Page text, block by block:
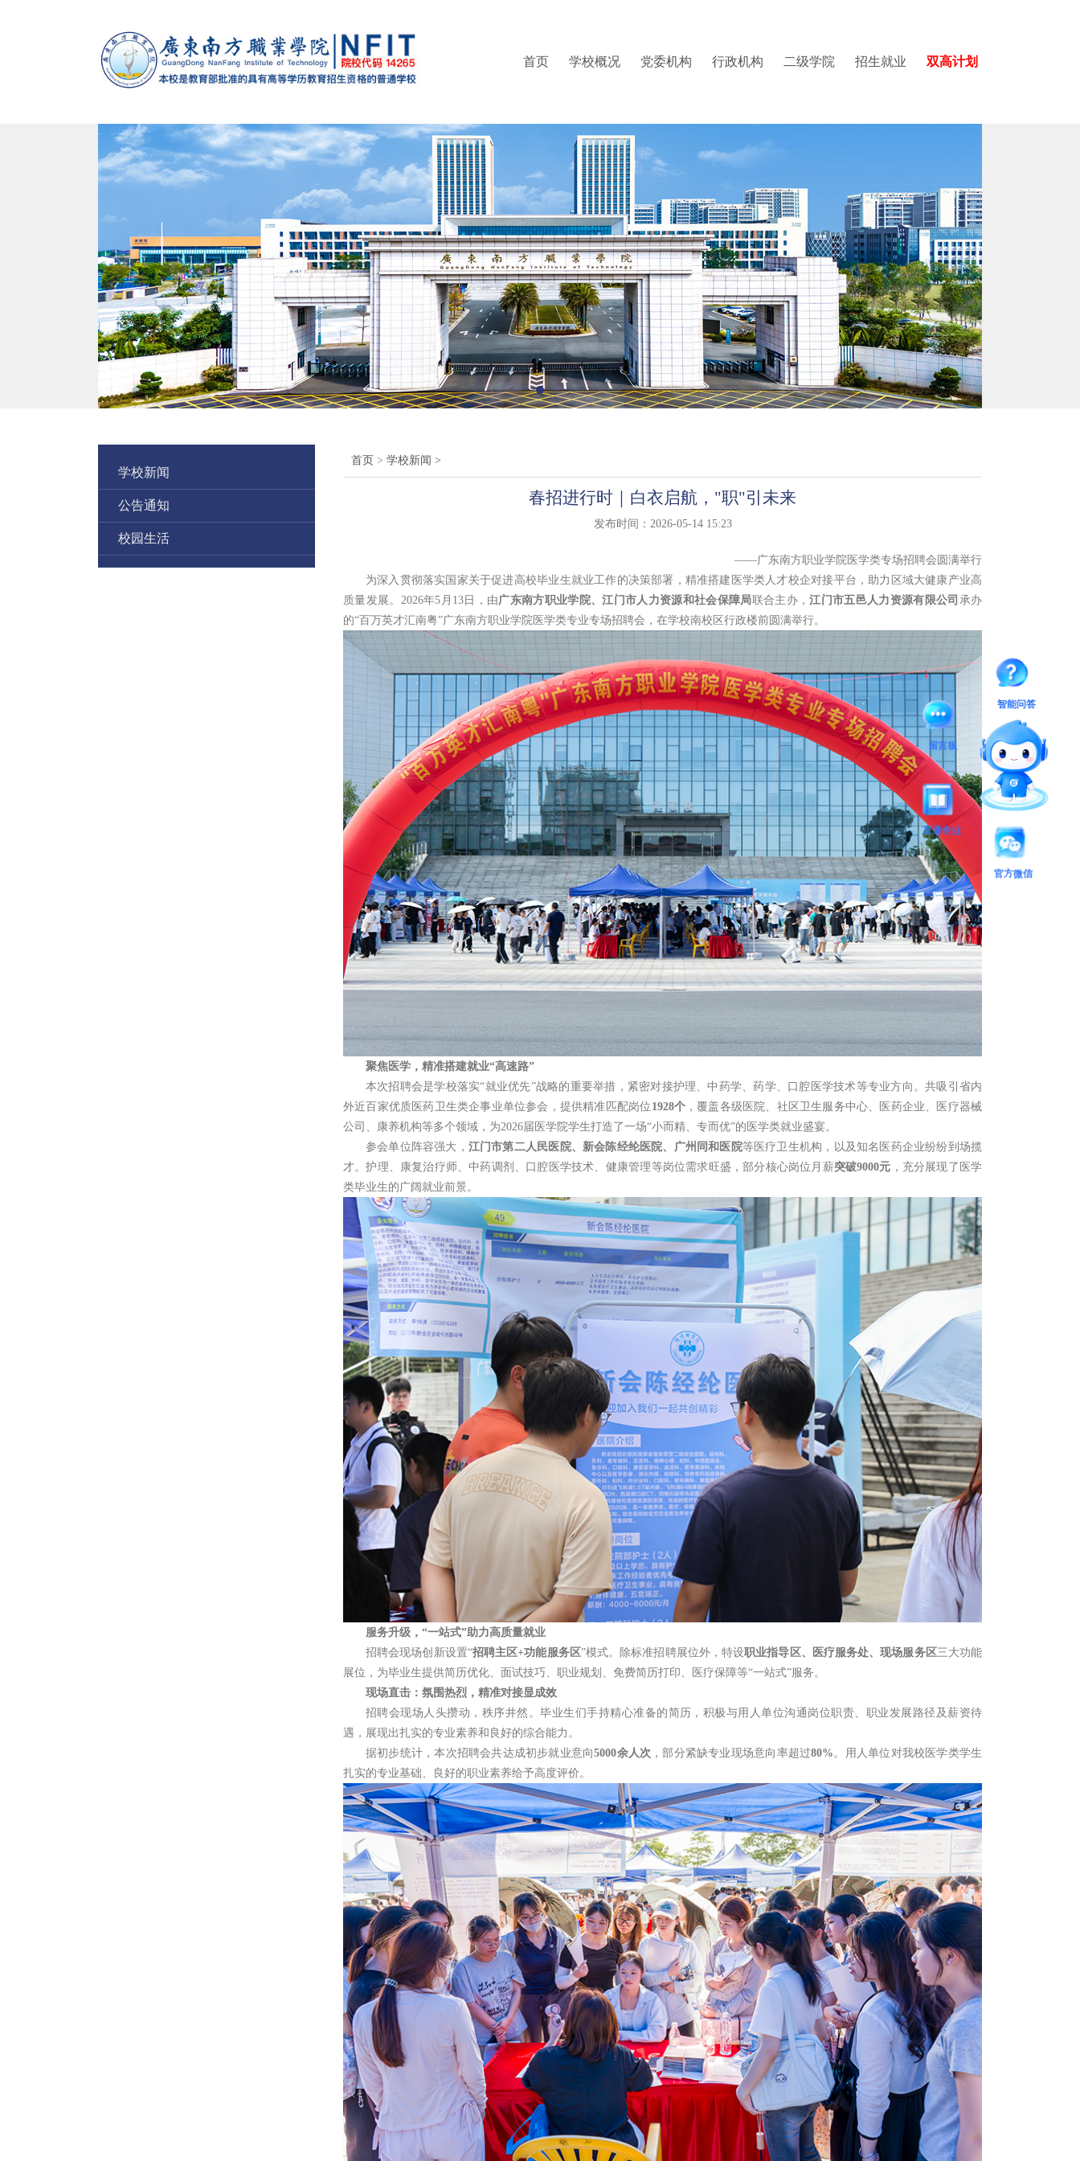
首页 学校概况 党委机构 行政机构 二级学院 招生就业 双高计划
学校概况 校训精神 现任领导 联系方式 校园图集
党委组织部（党校） 党委宣传部（普法办公室） 纪委办公室 党委教师工作部
党委武装部 团委
党政办公室（法制办公室） 南校区管委会办公室 人事处（教师发展中心）
教学督导办公室 实训中心 培训中心 信息中心 科研处 招生就业办公室 招生培养改革办公室
学生处（心理健康教育与咨询中心） 财务处 后勤处 保卫处 书院管理中心 图书馆 国际学术交流中心
退役军人服务中心 产教融合办公室（校企合作办公室） 继续教育学院 国际教育中心
马克思主义学院 智能制造学院 集成电路学院 信息学院 财经学院
创新创业学院 体育部
招生办公室 就业指导中心 创新精英班 国际教育中心
学校新闻
公告通知
校园生活
首页 > 学校新闻 >
春招进行时｜白衣启航，"职"引未来
发布时间：2026-05-14 15:23
——广东南方职业学院医学类专场招聘会圆满举行
为深入贯彻落实国家关于促进高校毕业生就业工作的决策部署，精准搭建医学类人才校企对接平台，助力区域大健康产业高
质量发展。 2026年5 月 13 日，由广东南方职业学院、江门市人力资源和社会保障局联合主办，江门市五邑人力资源有限公司 承办
的“百万英才汇南粤”广东南方职业学院医学类专业专场招聘会，在学校南校区行政楼前圆满举行。
聚焦医学，精准搭建就业“高速路”
本次招聘会是学校落实“就业优先”战略的重要举措，紧密对接护理、中药学、药学、口腔医学技术等专业方向。共吸引省内
外近百家优质医药卫生类企事业单位参会，提供精准匹配岗位 1928个，覆盖各级医院、社区卫生服务中心、医药企业、医疗器械
公司、康养机构等多个领域，为2026届医学院学生打造了一场“小而精、专而优”的医学类就业盛宴。
参会单位阵容强大， 江门市第二人民医院、新会陈经纶医院、广州同和医院等医疗卫生机构，以及知名医药企业纷纷到场揽
才。护理、康复治疗师、中药调剂、口腔医学技术、健康管理等岗位需求旺盛，部分核心岗位月薪突破9000元 ，充分展现了医学
类毕业生的广阔就业前景。
服务升级，“一站式”助力高质量就业
招聘会现场创新设置“招聘主区+功能服务区”模式。除标准招聘展位外，特设职业指导区、医疗服务处、现场服务区三大功能
展位，为毕业生提供简历优化、面试技巧、职业规划、免费简历打印、医疗保障等“一站式”服务。
现场直击：氛围热烈，精准对接显成效
招聘会现场人头攒动，秩序井然。毕业生们手持精心准备的简历，积极与用人单位沟通岗位职责、职业发展路径及薪资待
遇，展现出扎实的专业素养和良好的综合能力。
据初步统计，本次招聘会共达成初步就业意向5000余人次 ，部分紧缺专业现场意向率超过80%。用人单位对我校医学类学生
扎实的专业基础、良好的职业素养给予高度评价。
智能问答
留言板
直通专业
官方微信